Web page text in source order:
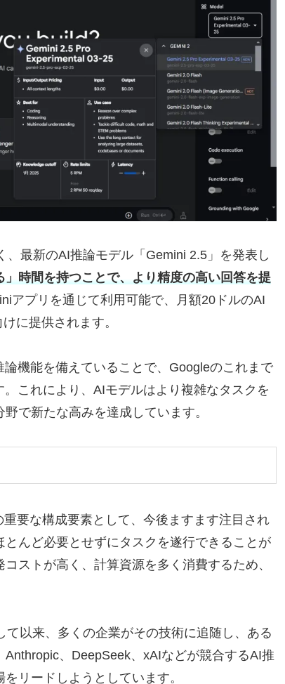
最新のAI推論モデル「Gemini 2.5」を発表し
時間を持つことで、より精度の高い回答を提
アプリを通じて利用可能で、月額20ドルのAI
に提供されます。
機能を備えていることで、Googleのこれまで
これにより、AIモデルはより複雑なタスクを
で新たな高みを達成しています。
要な構成要素として、今後ますます注目され
んど必要とせずにタスクを遂行できることが
ストが高く、計算資源を多く消費するため、
以来、多くの企業がその技術に追随し、ある
、DeepSeek、xAIなどが競合するAI推
リードしようとしています。